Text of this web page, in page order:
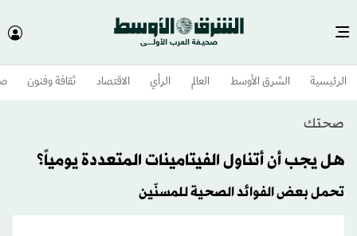
الرئيسية الشرق الأوسط​ العالم الرأي الاقتصاد ثقافة وفنون
صحتك
هل يجب أن أتناول الفيتامينات المتعددة يومياً؟
تحمل بعض الفوائد الصحية للمسنّين